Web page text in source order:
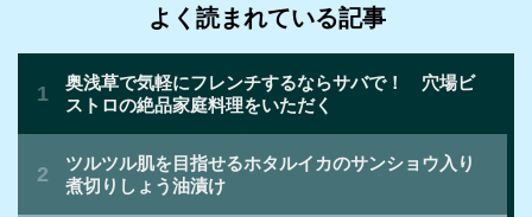
よく読まれている記事